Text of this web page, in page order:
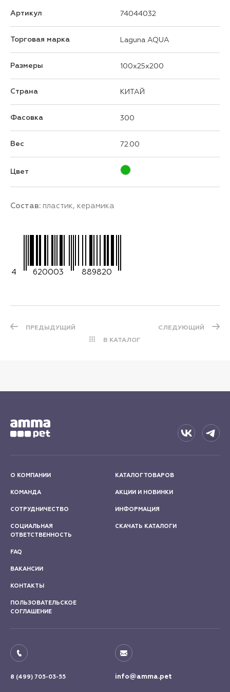
Артикул 74044032
Торговая марка Laguna AQUA
Размеры 100x25x200
Страна КИТАЙ
Фасовка 300
Вес 72.00
Цвет
Состав: пластик, керамика
4 620003 889820
ПРЕДЫДУЩИЙ
В КАТАЛОГ
СЛЕДУЮЩИЙ
О КОМПАНИИ
КОМАНДА
СОТРУДНИЧЕСТВО
СОЦИАЛЬНАЯ
ОТВЕТСТВЕННОСТЬ
КАТАЛОГ ТОВАРОВ
АКЦИИ И НОВИНКИ
ИНФОРМАЦИЯ
СКАЧАТЬ КАТАЛОГИ
FAQ
ВАКАНСИИ
КОНТАКТЫ
ПОЛЬЗОВАТЕЛЬСКОЕ
СОГЛАШЕНИЕ
8 (499) 705-03-55 info@amma.pet